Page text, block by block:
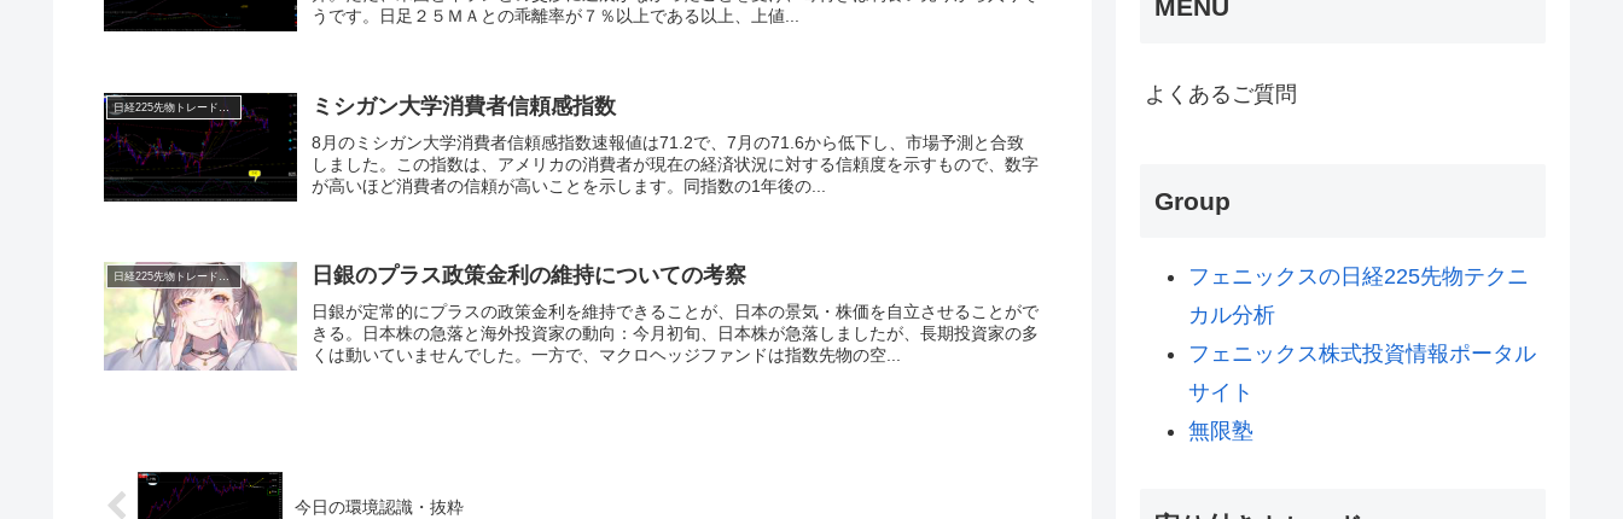
うです。日足２５ＭＡとの乖離率が７％以上である以上、上値...
日経225先物トレード倶楽部 ミシガン大学消費者信頼感指数
8月のミシガン大学消費者信頼感指数速報値は71.2で、7月の71.6から低下し、市場予測と合致
しました。この指数は、アメリカの消費者が現在の経済状況に対する信頼度を示すもので、数字
が高いほど消費者の信頼が高いことを示します。同指数の1年後の...
日経225先物トレード倶楽部 日銀のプラス政策金利の維持についての考察
日銀が定常的にプラスの政策金利を維持できることが、日本の景気・株価を自立させることがで
きる。日本株の急落と海外投資家の動向：今月初旬、日本株が急落しましたが、長期投資家の多
くは動いていませんでした。一方で、マクロヘッジファンドは指数先物の空...
今日の環境認識・抜粋
MENU
よくあるご質問
Group
フェニックスの日経225先物テクニ
カル分析
フェニックス株式投資情報ポータル
サイト
無限塾